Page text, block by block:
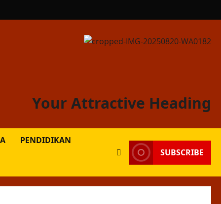
Your Attractive Heading
PENDIDIKAN
SUBSCRIBE